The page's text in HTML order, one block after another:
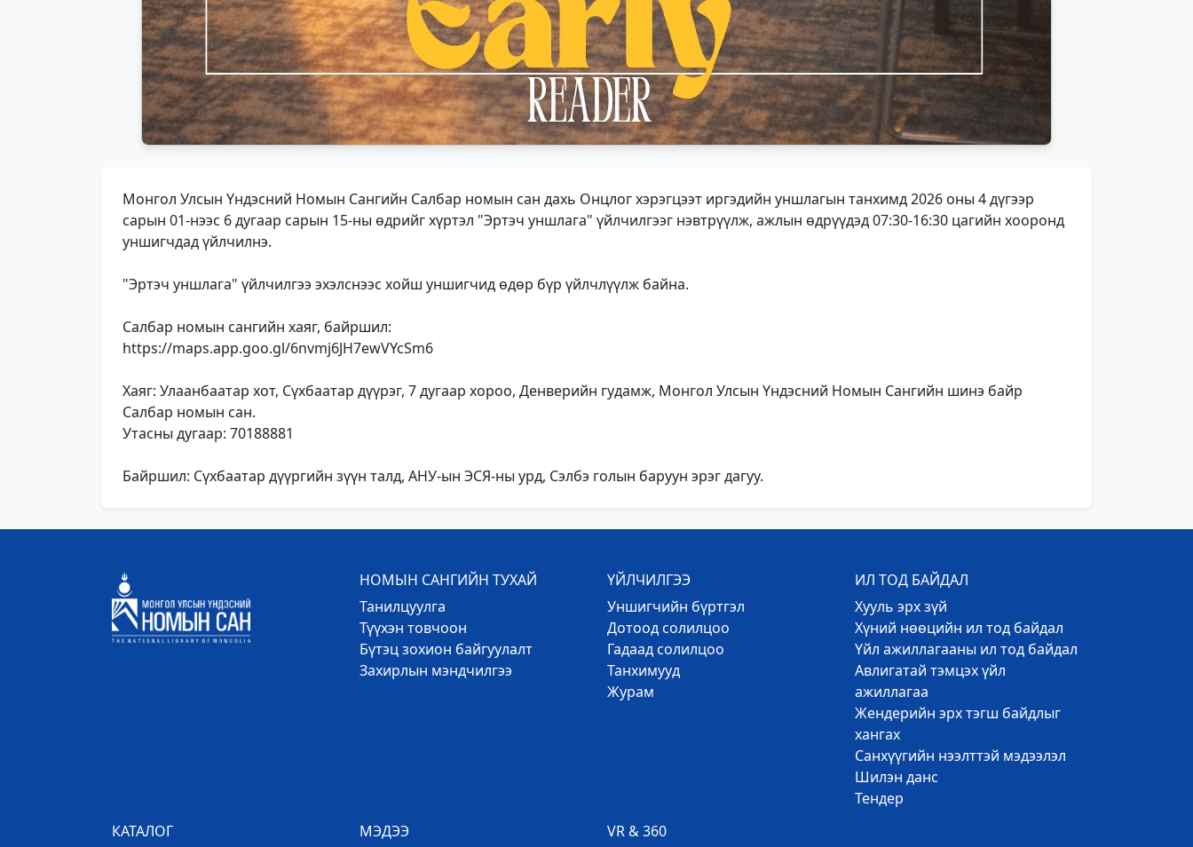
Монгол Улсын Үндэсний Номын Сангийн Салбар номын сан дахь Онцлог хэрэгцээт иргэдийн уншлагын танхимд 2026 оны 4 дүгээр
сарын 01-нээс 6 дугаар сарын 15-ны өдрийг хүртэл "Эртэч уншлага" үйлчилгээг нэвтрүүлж, ажлын өдрүүдэд 07:30-16:30 цагийн хооронд
уншигчдад үйлчилнэ.
"Эртэч уншлага" үйлчилгээ эхэлснээс хойш уншигчид өдөр бүр үйлчлүүлж байна.
Салбар номын сангийн хаяг, байршил:
https://maps.app.goo.gl/6nvmj6JH7ewVYcSm6
Хаяг: Улаанбаатар хот, Сүхбаатар дүүрэг, 7 дугаар хороо, Денверийн гудамж, Монгол Улсын Үндэсний Номын Сангийн шинэ байр
Салбар номын сан.
Утасны дугаар: 70188881
Байршил: Сүхбаатар дүүргийн зүүн талд, АНУ-ын ЭСЯ-ны урд, Сэлбэ голын баруун эрэг дагуу.
НОМЫН САНГИЙН ТУХАЙ
Танилцуулга
Түүхэн товчоон
Бүтэц зохион байгуулалт
Захирлын мэндчилгээ
ҮЙЛЧИЛГЭЭ
Уншигчийн бүртгэл
Дотоод солилцоо
Гадаад солилцоо
Танхимууд
Журам
ИЛ ТОД БАЙДАЛ
Хууль эрх зүй
Хүний нөөцийн ил тод байдал
Үйл ажиллагааны ил тод байдал
Авлигатай тэмцэх үйл
ажиллагаа
Жендерийн эрх тэгш байдлыг
хангах
Санхүүгийн нээлттэй мэдээлэл
Шилэн данс
Тендер
КАТАЛОГ
МЭДЭЭ
VR & 360